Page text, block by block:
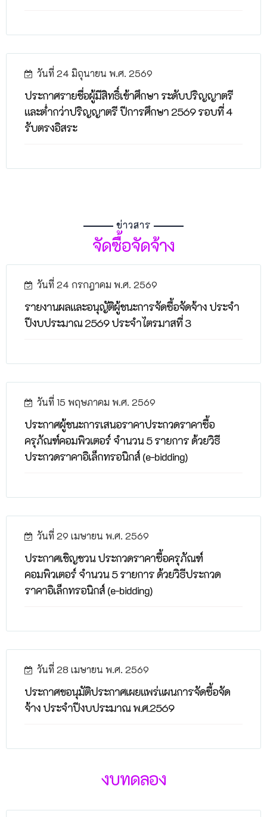
วันที่ 24 มิถุนายน พ.ศ. 2569
ประกาศรายชื่อผู้มีสิทธิ์เข้าศึกษา ระดับปริญญาตรี
และต่ำกว่าปริญญาตรี ปีการศึกษา 2569 รอบที่ 4
รับตรงอิสระ
ข่าวสาร
จัดซื้อจัดจ้าง
วันที่ 24 กรกฎาคม พ.ศ. 2569
รายงานผลและอนุญัติผู้ชนะการจัดซื้อจัดจ้าง ประจำ
ปีงบประมาณ 2569 ประจำไตรมาสที่ 3
วันที่ 15 พฤษภาคม พ.ศ. 2569
ประกาศผู้ชนะการเสนอราคาประกวดราคาซื้อ
ครุภัณฑ์คอมพิวเตอร์ จำนวน 5 รายการ ด้วยวิธี
ประกวดราคาอิเล็กทรอนิกส์ (e-bidding)
วันที่ 29 เมษายน พ.ศ. 2569
ประกาศเชิญชวน ประกวดราคาซื้อครุภัณฑ์
คอมพิวเตอร์ จำนวน 5 รายการ ด้วยวิธีประกวด
ราคาอิเล็กทรอนิกส์ (e-bidding)
วันที่ 28 เมษายน พ.ศ. 2569
ประกาศขอนุมัติประกาศเผยแพร่แผนการจัดซื้อจัด
จ้าง ประจำปีงบประมาณ พ.ศ.2569
งบทดลอง